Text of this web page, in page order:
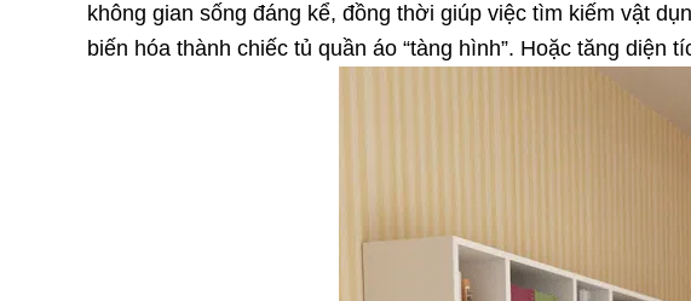
không gian sống đáng kể, đồng thời giúp việc tìm kiếm vật
biến hóa thành chiếc tủ quần áo “tàng hình”. Hoặc tăng